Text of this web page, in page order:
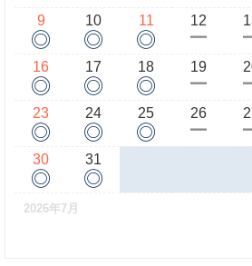
9
◎
10
◎
11
◎
12
ー
16
◎
17
◎
18
◎
19
ー
23
◎
24
◎
25
◎
26
ー
30
◎
31
◎
2026年7月